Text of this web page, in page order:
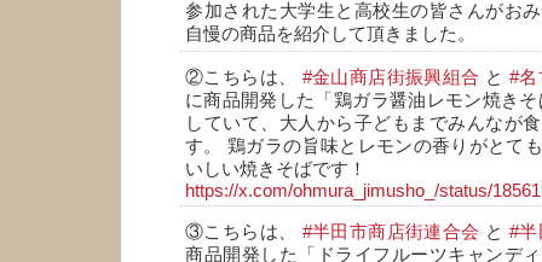
参加された大学生と高校生の皆さんがお
自慢の商品を紹介して頂きました。
②こちらは、 #金山商店街振興組合 と #名
に商品開発した「鶏ガラ醤油レモン焼き
していて、大人から子どもまでみんなが
す。 鶏ガラの旨味とレモンの香りがとて
いしい焼きそばです！
https://x.com/ohmura_jimusho_/status/
③こちらは、 #半田市商店街連合会 と #半
商品開発した「ドライフルーツキャンデ